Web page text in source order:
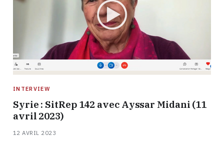
INTERVIEW
Syrie : SitRep 142 avec Ayssar Midani (11
avril 2023)
12 AVRIL 2023